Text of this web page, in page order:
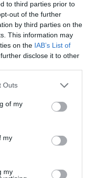
to third parties prior to
out of the further
by third parties on the
This information may
on the IAB’s List of
disclose it to other
Outs
of my
my
my
Svamp